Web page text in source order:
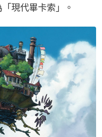
現代畢卡索」。